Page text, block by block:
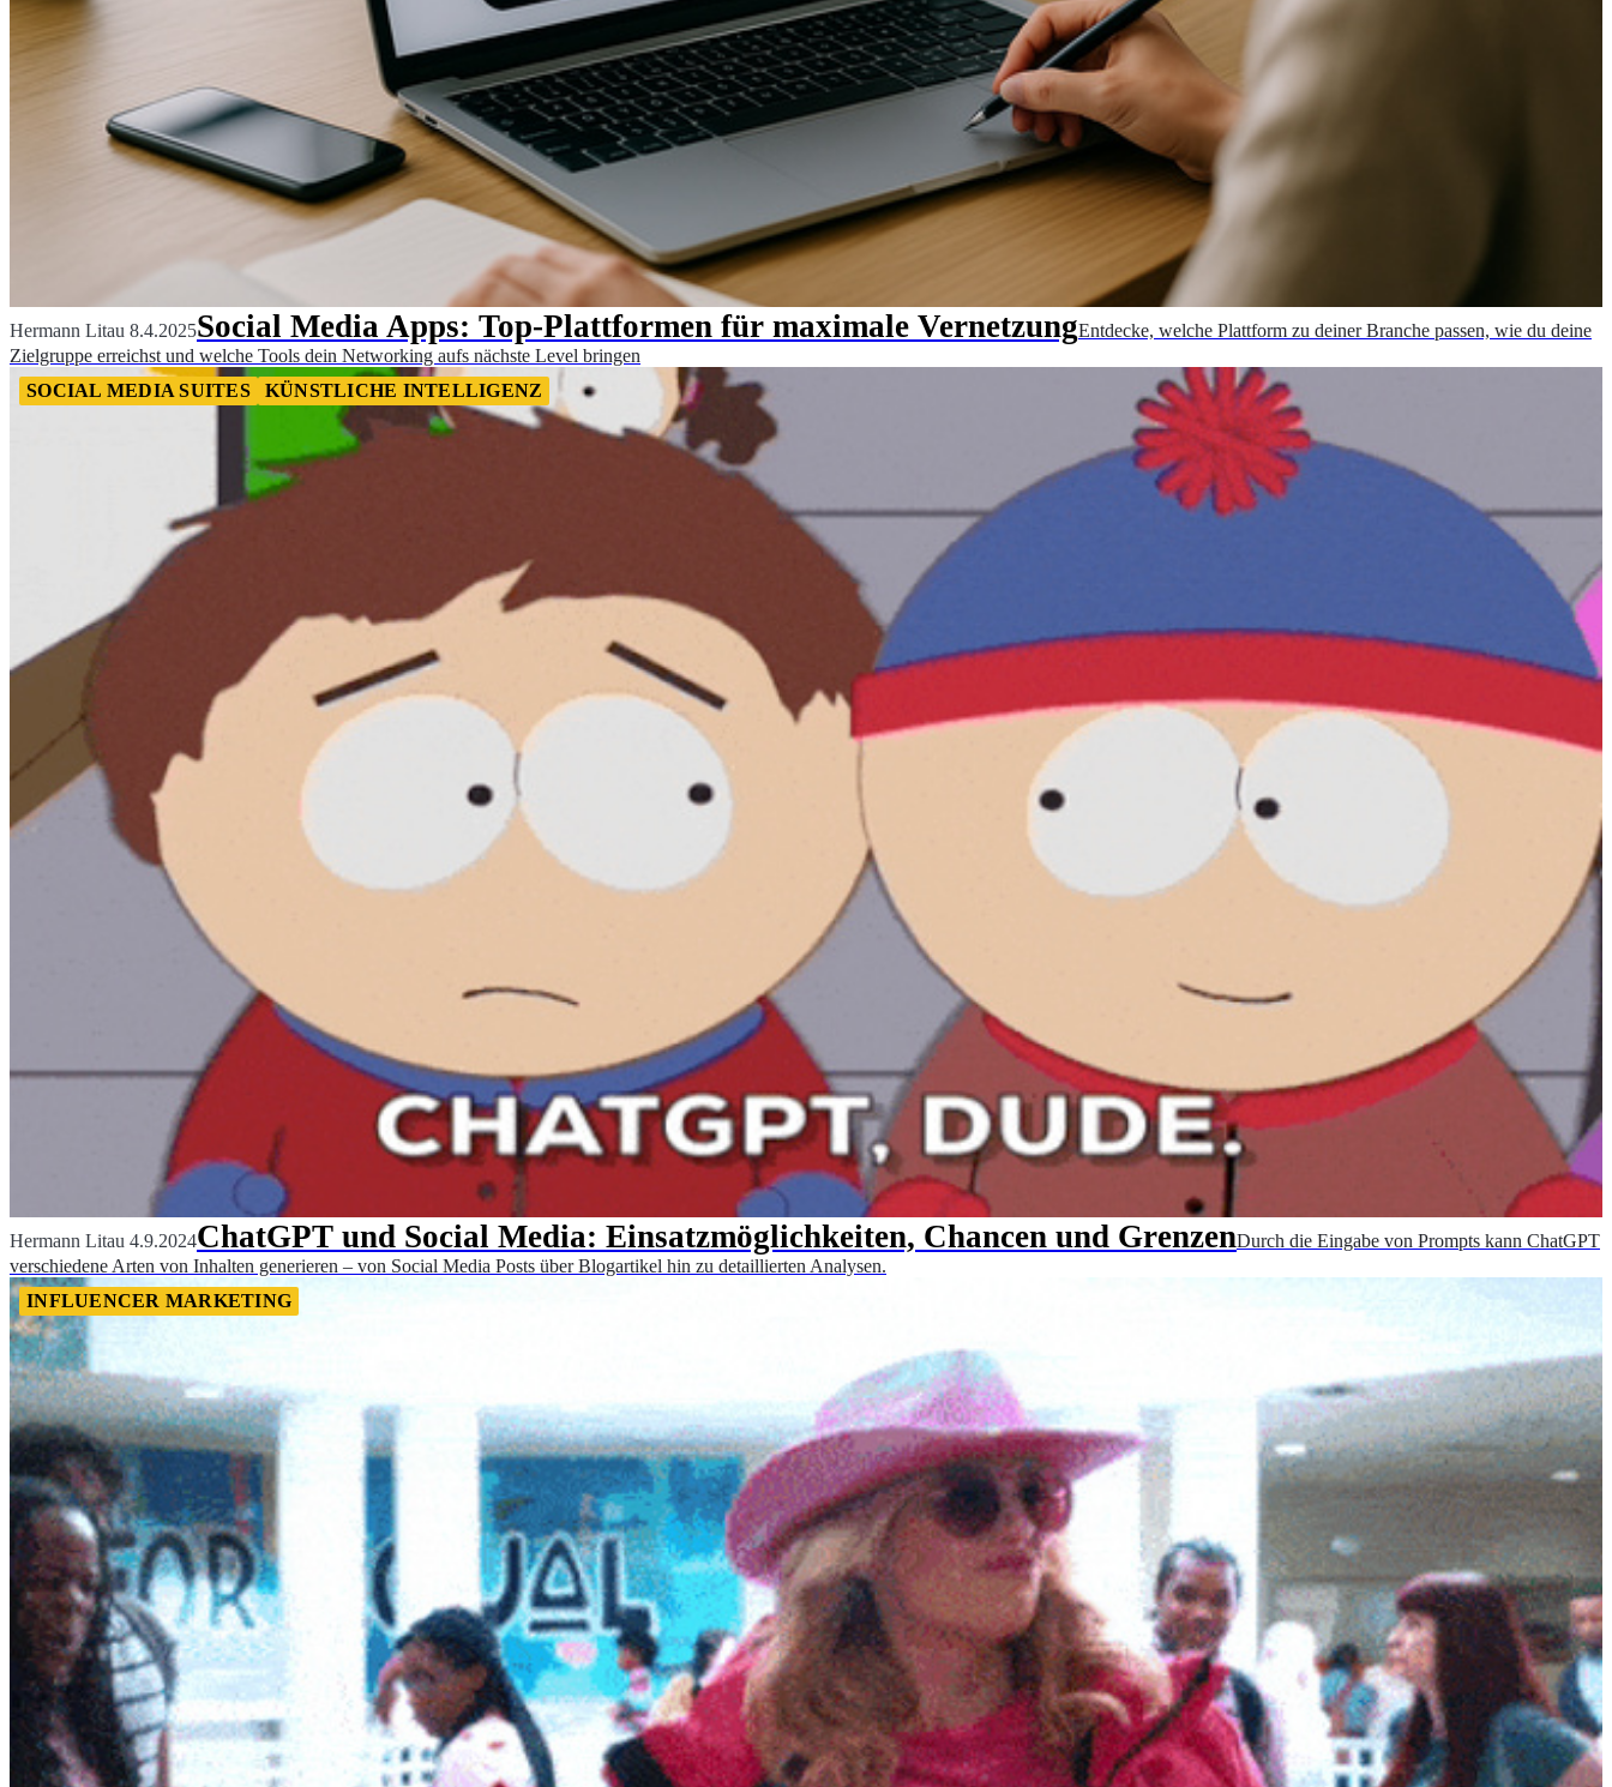
Hermann Litau 8.4.2025Social Media Apps: Top-Plattformen für maximale VernetzungEntdecke, welche Plattform zu deiner Branche passen, wie du deine
Zielgruppe erreichst und welche Tools dein Networking aufs nächste Level bringen
SOCIAL MEDIA SUITES
KÜNSTLICHE INTELLIGENZ
Hermann Litau 4.9.2024ChatGPT und Social Media: Einsatzmöglichkeiten, Chancen und GrenzenDurch die Eingabe von Prompts kann ChatGPT
verschiedene Arten von Inhalten generieren – von Social Media Posts über Blogartikel hin zu detaillierten Analysen.
INFLUENCER MARKETING